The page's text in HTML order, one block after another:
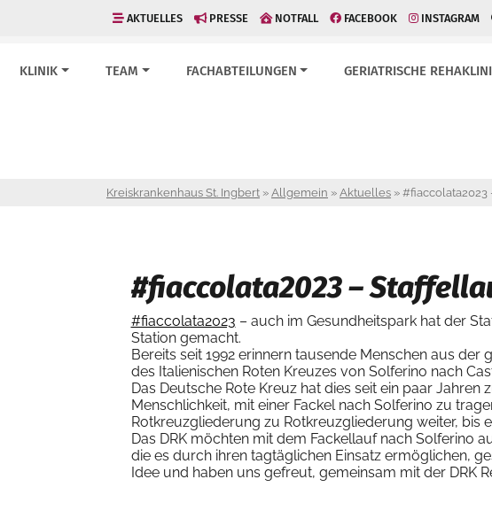
AKTUELLES PRESSE NOTFALL FACEBOOK INSTAGRAM
KLINIK TEAM FACHABTEILUNGEN GERIATRISCHE
Kreiskrankenhaus St. Ingbert » Allgemein » Aktuelles » #fiaccolata2023
#fiaccolata2023 –
#fiaccolata2023 – auch im Gesundheitspark hat der
Station gemacht.
Bereits seit 1992 erinnern tausende Menschen aus der
des Italienischen Roten Kreuzes von Solferino nach
Das Deutsche Rote Kreuz hat dies seit ein paar
Menschlichkeit, mit einer Fackel nach Solferino zu
Rotkreuzgliederung zu Rotkreuzgliederung weiter, bis
Das DRK möchten mit dem Fackellauf nach Solferino
die es durch ihren tagtäglichen Einsatz ermöglichen,
Idee und haben uns gefreut, gemeinsam mit der DRK